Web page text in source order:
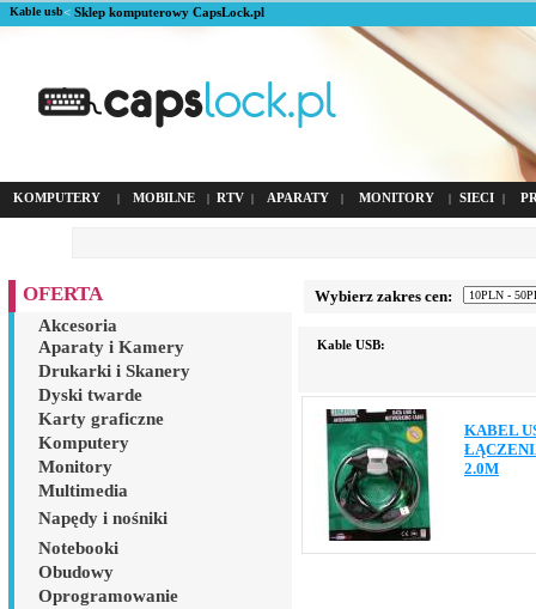
Kable usb< Sklep komputerowy CapsLock.pl
KOMPUTERY | MOBILNE | RTV | APARATY | MONITORY | SIECI |
OFERTA
Akcesoria
Aparaty i Kamery
Drukarki i Skanery
Dyski twarde
Karty graficzne
Komputery
Monitory
Multimedia
Napędy i nośniki
Notebooki
Obudowy
Oprogramowanie
Wybierz zakres cen:
Kable USB:
KABEL
2.0M